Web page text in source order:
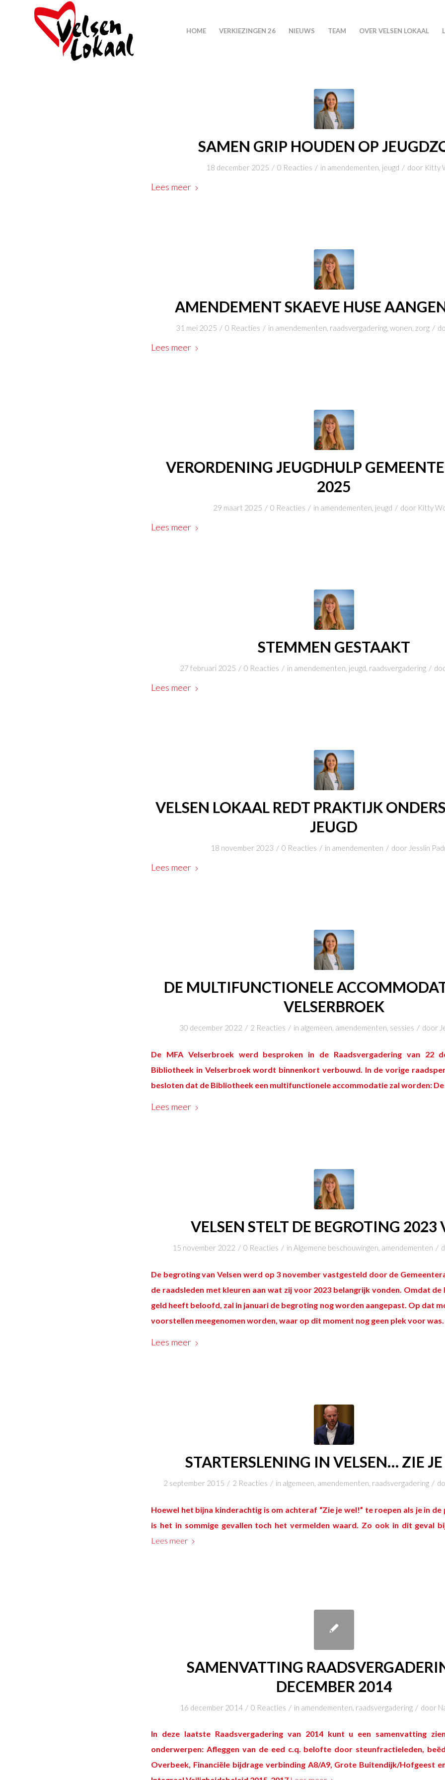
HOME VERKIEZINGEN 26 NIEUWS TEAM OVER VELSEN LOKAAL
SAMEN GRIP HOUDEN OP
18 december 2025 / 0 Reacties / in amendementen, jeugd / door Kitty
Lees meer
AMENDEMENT SKAEVE HUSE
31 mei 2025 / 0 Reacties / in amendementen, raadsvergadering, wonen, zorg /
Lees meer
VERORDENING JEUGDHULP
2025
29 maart 2025 / 0 Reacties / in amendementen, jeugd / door Kitty
Lees meer
STEMMEN GESTAAKT
27 februari 2025 / 0 Reacties / in amendementen, jeugd, raadsvergadering /
Lees meer
VELSEN LOKAAL REDT PRAKTIJK
JEUGD
18 november 2023 / 0 Reacties / in amendementen / door Jesslin
Lees meer
DE MULTIFUNCTIONELE
VELSERBROEK
30 december 2022 / 2 Reacties / in algemeen, amendementen, sessies / door
De MFA Velserbroek werd besproken in de Raadsvergadering van 22
Bibliotheek in Velserbroek wordt binnenkort verbouwd. In de vorige
besloten dat de Bibliotheek een multifunctionele accommodatie zal worden: De
Lees meer
VELSEN STELT DE BEGROTING 2023
15 november 2022 / 0 Reacties / in Algemene beschouwingen, amendementen /
De begroting van Velsen werd op 3 november vastgesteld door de
de raadsleden met kleuren aan wat zij voor 2023 belangrijk vonden. Omdat
geld heeft beloofd, zal in januari de begroting nog worden aangepast. Op dat
voorstellen meegenomen worden, waar op dit moment nog geen plek voor was.
Lees meer
STARTERSLENING IN VELSEN… ZIE
2 september 2015 / 2 Reacties / in algemeen, amendementen, raadsvergadering /
Hoewel het bijna kinderachtig is om achteraf “Zie je wel!” te roepen als je in
is het in sommige gevallen toch het vermelden waard. Zo ook in dit geval
Lees meer
SAMENVATTING
DECEMBER 2014
16 december 2014 / 0 Reacties / in amendementen raadsvergadering / door
In deze laatste Raadsvergadering van 2014 kunt u een samenvatting
onderwerpen: Afleggen van de eed c.q. belofte door steunfractieleden,
Overbeek, Financiële bijdrage verbinding A8/A9, Grote Buitendijk/Hofgeest